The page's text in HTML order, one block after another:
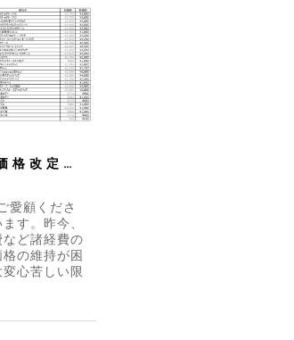
格改定に
愛顧くださ
す。昨今、
ど諸経費の
の維持が困
心苦しい限